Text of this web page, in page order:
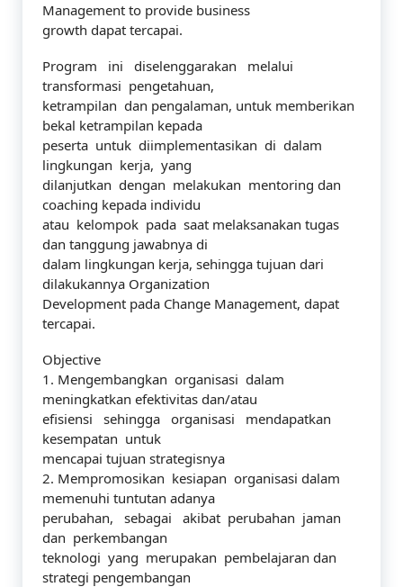
Management to provide business
growth dapat tercapai.
Program ini diselenggarakan melalui
transformasi pengetahuan,
ketrampilan dan pengalaman, untuk memberikan
bekal ketrampilan kepada
peserta untuk diimplementasikan di dalam
lingkungan kerja, yang
dilanjutkan dengan melakukan mentoring dan
coaching kepada individu
atau kelompok pada saat melaksanakan tugas
dan tanggung jawabnya di
dalam lingkungan kerja, sehingga tujuan dari
dilakukannya Organization
Development pada Change Management, dapat
tercapai.
Objective
1. Mengembangkan organisasi dalam
meningkatkan efektivitas dan/atau
efisiensi sehingga organisasi mendapatkan
kesempatan untuk
mencapai tujuan strategisnya
2. Mempromosikan kesiapan organisasi dalam
memenuhi tuntutan adanya
perubahan, sebagai akibat perubahan jaman
dan perkembangan
teknologi yang merupakan pembelajaran dan
strategi pengembangan